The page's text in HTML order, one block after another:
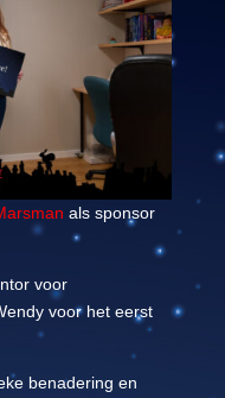
als sponsor
voor
voor het eerst
benadering en